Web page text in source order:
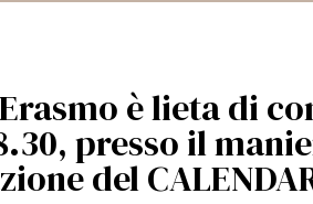
è lieta di
presso il
del